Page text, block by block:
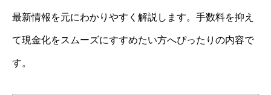
最新情報を元にわかりやすく解説します。手数料を抑え
て現金化をスムーズにすすめたい方へぴったりの内容で
す。